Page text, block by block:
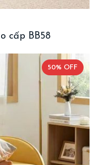
cấp BB58
50% OFF